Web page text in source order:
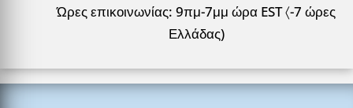
Ώρες επικοινωνίας: 9πμ-7μμ ώρα EST 〈-7 ώρες
Ελλάδας)